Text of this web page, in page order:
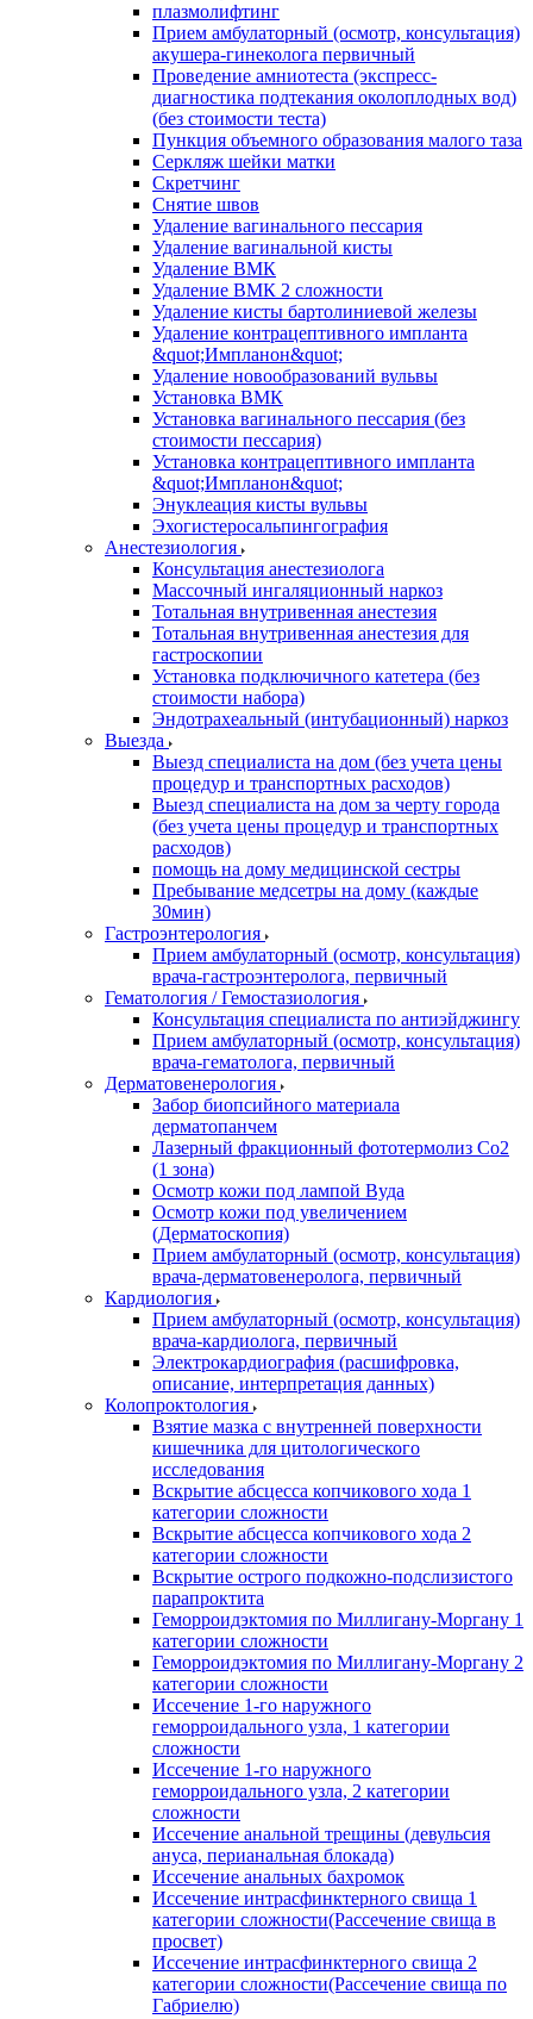
плазмолифтинг
Прием амбулаторный (осмотр, консультация)
акушера-гинеколога первичный
Проведение амниотеста (экспресс-
диагностика подтекания околоплодных вод)
(без стоимости теста)
Пункция объемного образования малого таза
Серкляж шейки матки
Скретчинг
Снятие швов
Удаление вагинального пессария
Удаление вагинальной кисты
Удаление ВМК
Удаление ВМК 2 сложности
Удаление кисты бартолиниевой железы
Удаление контрацептивного импланта
&quot;Импланон&quot;
Удаление новообразований вульвы
Установка ВМК
Установка вагинального пессария (без
стоимости пессария)
Установка контрацептивного импланта
&quot;Импланон&quot;
Энуклеация кисты вульвы
Эхогистеросальпингография
Анестезиология
Консультация анестезиолога
Массочный ингаляционный наркоз
Тотальная внутривенная анестезия
Тотальная внутривенная анестезия для
гастроскопии
Установка подключичного катетера (без
стоимости набора)
Эндотрахеальный (интубационный) наркоз
Выезда
Выезд специалиста на дом (без учета цены
процедур и транспортных расходов)
Выезд специалиста на дом за черту города
(без учета цены процедур и транспортных
расходов)
помощь на дому медицинской сестры
Пребывание медсетры на дому (каждые
30мин)
Гастроэнтерология
Прием амбулаторный (осмотр, консультация)
врача-гастроэнтеролога, первичный
Гематология / Гемостазиология
Консультация специалиста по антиэйджингу
Прием амбулаторный (осмотр, консультация)
врача-гематолога, первичный
Дерматовенерология
Забор биопсийного материала
дерматопанчем
Лазерный фракционный фототермолиз Со2
(1 зона)
Осмотр кожи под лампой Вуда
Осмотр кожи под увеличением
(Дерматоскопия)
Прием амбулаторный (осмотр, консультация)
врача-дерматовенеролога, первичный
Кардиология
Прием амбулаторный (осмотр, консультация)
врача-кардиолога, первичный
Электрокардиография (расшифровка,
описание, интерпретация данных)
Колопроктология
Взятие мазка с внутренней поверхности
кишечника для цитологического
исследования
Вскрытие абсцесса копчикового хода 1
категории сложности
Вскрытие абсцесса копчикового хода 2
категории сложности
Вскрытие острого подкожно-подслизистого
парапроктита
Геморроидэктомия по Миллигану-Моргану 1
категории сложности
Геморроидэктомия по Миллигану-Моргану 2
категории сложности
Иссечение 1-го наружного
геморроидального узла, 1 категории
сложности
Иссечение 1-го наружного
геморроидального узла, 2 категории
сложности
Иссечение анальной трещины (девульсия
ануса, перианальная блокада)
Иссечение анальных бахромок
Иссечение интрасфинктерного свища 1
категории сложности(Рассечение свища в
просвет)
Иссечение интрасфинктерного свища 2
категории сложности(Рассечение свища по
Габриелю)